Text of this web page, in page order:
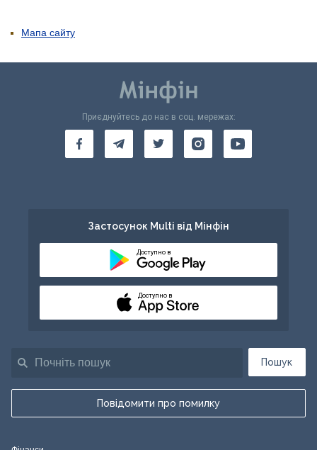
Мапа сайту
Пошук
Повідомити про помилку
Приєднуйтесь до нас в соц. мережах:
Застосунок Multi від Мінфін
Доступно в
Доступно в